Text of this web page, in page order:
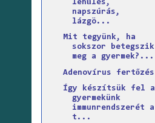
lehűlés,
napszúrás,
lázgö...
Mit tegyünk, ha
sokszor betegszik
meg a gyermek?...
Adenovírus fertőzés
Így készítsük fel a
gyermekünk
immunrendszerét a
t...